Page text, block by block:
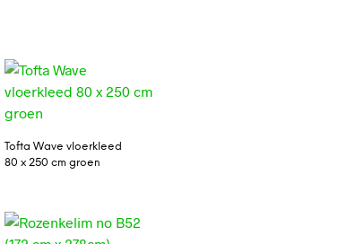
Tofta Wave vloerkleed
80 x 250 cm groen